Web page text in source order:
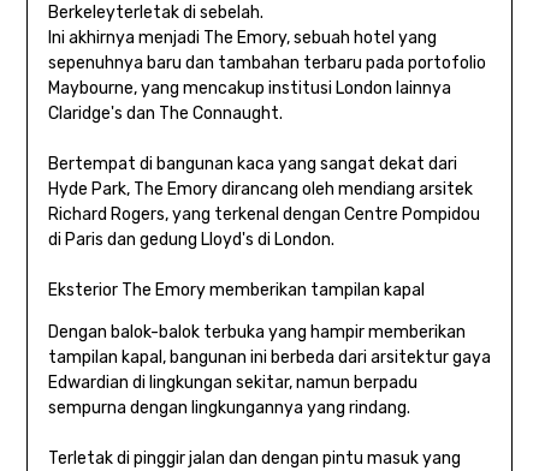
Berkeleyterletak di sebelah.
Ini akhirnya menjadi The Emory, sebuah hotel yang
sepenuhnya baru dan tambahan terbaru pada portofolio
Maybourne, yang mencakup institusi London lainnya
Claridge's dan The Connaught.
Bertempat di bangunan kaca yang sangat dekat dari
Hyde Park, The Emory dirancang oleh mendiang arsitek
Richard Rogers, yang terkenal dengan Centre Pompidou
di Paris dan gedung Lloyd's di London.
Eksterior The Emory memberikan tampilan kapal
Dengan balok-balok terbuka yang hampir memberikan
tampilan kapal, bangunan ini berbeda dari arsitektur gaya
Edwardian di lingkungan sekitar, namun berpadu
sempurna dengan lingkungannya yang rindang.
Terletak di pinggir jalan dan dengan pintu masuk yang